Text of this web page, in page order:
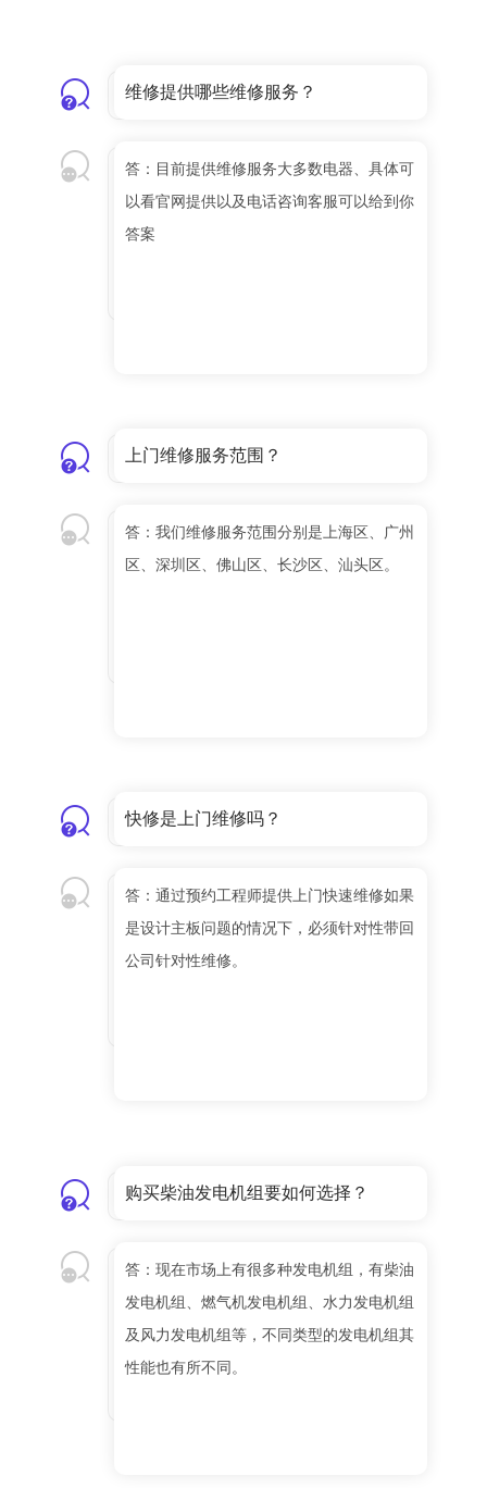
维修提供哪些维修服务？
答：目前提供维修服务大多数电器、具体可
以看官网提供以及电话咨询客服可以给到你
答案
上门维修服务范围？
答：我们维修服务范围分别是上海区、广州
区、深圳区、佛山区、长沙区、汕头区。
快修是上门维修吗？
答：通过预约工程师提供上门快速维修如果
是设计主板问题的情况下，必须针对性带回
公司针对性维修。
购买柴油发电机组要如何选择？
答：现在市场上有很多种发电机组，有柴油
发电机组、燃气机发电机组、水力发电机组
及风力发电机组等，不同类型的发电机组其
性能也有所不同。